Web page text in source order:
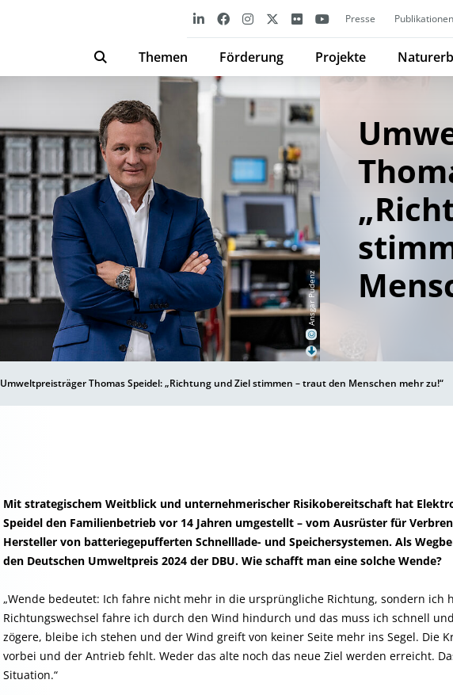
Presse Publikationen
Themen Förderung Projekte
©
Ansgar Pudenz
Umweltpreisträger Thomas Speidel: „Richtung und Ziel stimmen – traut den Menschen mehr zu!“
Mit strategischem Weitblick und unternehmerischer Risikobereitschaft hat
Speidel den Familienbetrieb vor 14 Jahren umgestellt – vom Ausrüster für
Hersteller von batteriegepufferten Schnelllade- und Speichersystemen. Als
den Deutschen Umweltpreis 2024 der DBU. Wie schafft man eine solche Wende?
„Wende bedeutet: Ich fahre nicht mehr in die ursprüngliche Richtung, sondern ich
Richtungswechsel fahre ich durch den Wind hindurch und das muss ich schnell
zögere, bleibe ich stehen und der Wind greift von keiner Seite mehr ins Segel. Die
vorbei und der Antrieb fehlt. Weder das alte noch das neue Ziel werden erreicht.
Situation.“